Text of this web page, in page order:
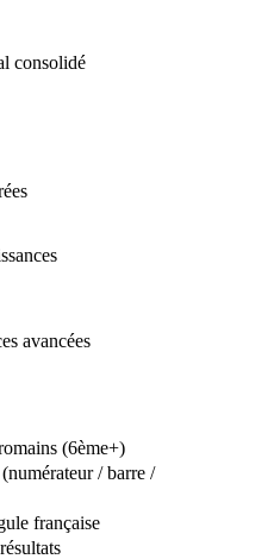
consolidé
avancées
(6ème+)
/ barre /
française